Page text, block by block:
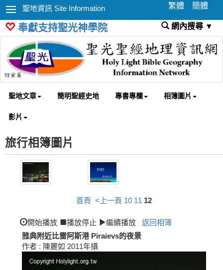
聖地資訊 Site Information 繁體 簡體
奉獻支持聖光神學院 網內搜尋 ▼
聖地文章 簡明聖經史地 專書專欄 相簿圖片
影片
旅行相簿圖片
首頁 <上一頁 10 11 12
開始播放 播放停止 繼續播放
返回相簿
雅典附近比雷阿斯港 Piraievs的夜景
作者 : 陳麗如 2011年攝